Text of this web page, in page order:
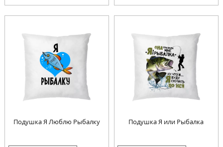
Подушка Я Люблю Рыбалку Подушка Я или Рыбалка